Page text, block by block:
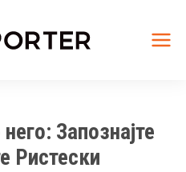
Запознајте
Ристески